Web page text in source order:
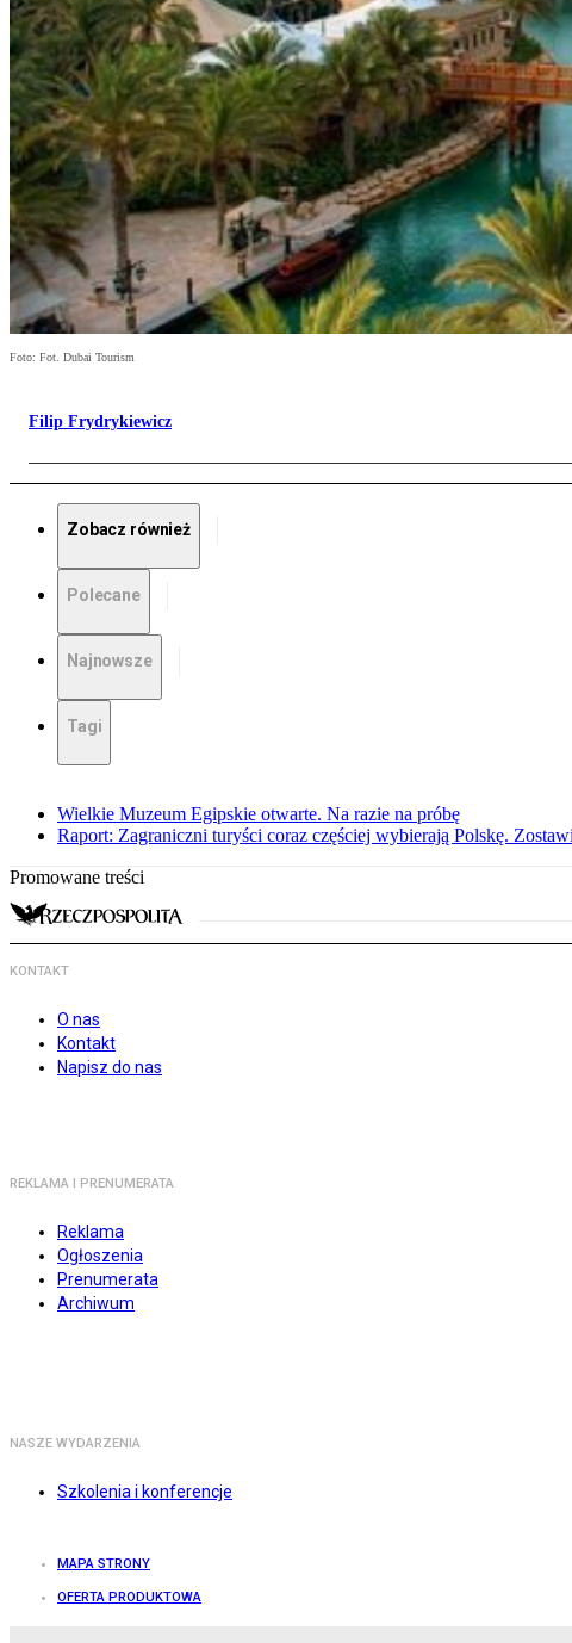
Foto: Fot. Dubai Tourism
Filip Frydrykiewicz
Zobacz również
Polecane
Najnowsze
Tagi
Wielkie Muzeum Egipskie otwarte. Na razie na próbę
Raport: Zagraniczni turyści coraz częściej wybierają Polskę.
Promowane treści
KONTAKT
O nas
Kontakt
Napisz do nas
REKLAMA I PRENUMERATA
Reklama
Ogłoszenia
Prenumerata
Archiwum
NASZE WYDARZENIA
Szkolenia i konferencje
MAPA STRONY
OFERTA PRODUKTOWA